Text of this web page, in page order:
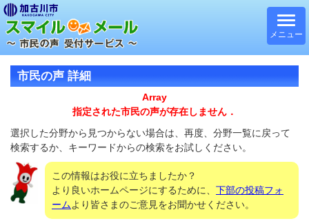
メニュー
市民の声 詳細
Array
指定された市民の声が存在しません．
選択した分野から見つからない場合は、再度、分野一覧に戻って
検索するか、キーワードからの検索をお試しください。
この情報はお役に立ちましたか？
より良いホームページにするために、 下部の投稿フォ
ームより皆さまのご意見をお聞かせください。